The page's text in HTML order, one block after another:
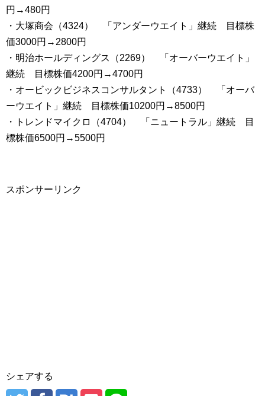
円→480円
・大塚商会（4324） 「アンダーウエイト」継続 目標株
価3000円→2800円
・明治ホールディングス（2269） 「オーバーウエイト」
継続 目標株価4200円→4700円
・オービックビジネスコンサルタント（4733） 「オーバ
ーウエイト」継続 目標株価10200円→8500円
・トレンドマイクロ（4704） 「ニュートラル」継続 目
標株価6500円→5500円
スポンサーリンク
シェアする